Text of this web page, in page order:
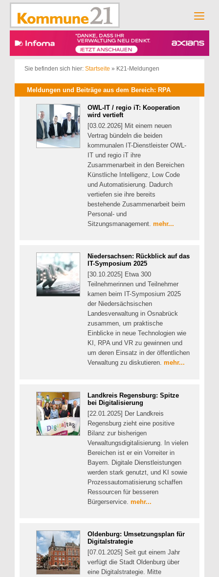
Zum
springen
Sie befinden sich hier: Startseite » K21-Meldungen
Meldungen und Beiträge aus dem Bereich: RPA
OWL-IT / regio iT: Kooperation
wird vertieft
[03.02.2026] Mit einem neuen
Vertrag bündeln die beiden
kommunalen IT-Dienstleister OWL-
IT und regio iT ihre
Zusammenarbeit in den Bereichen
Künstliche Intelligenz, Low Code
und Automatisierung. Dadurch
vertiefen sie ihre bereits
bestehende Zusammenarbeit beim
Personal- und
Sitzungsmanagement. mehr...
Niedersachsen: Rückblick auf das
IT-Symposium 2025
[30.10.2025] Etwa 300
Teilnehmerinnen und Teilnehmer
kamen beim IT-Symposium 2025
der Niedersächsischen
Landesverwaltung in Osnabrück
zusammen, um praktische
Einblicke in neue Technologien wie
KI, RPA und VR zu gewinnen und
um deren Einsatz in der öffentlichen
Verwaltung zu diskutieren. mehr...
Landkreis Regensburg: Spitze
bei Digitalisierung
[22.01.2025] Der Landkreis
Regensburg zieht eine positive
Bilanz zur bisherigen
Verwaltungsdigitalisierung. In vielen
Bereichen ist er ein Vorreiter in
Bayern. Digitale Dienstleistungen
werden stark genutzt, und KI sowie
Prozessautomatisierung schaffen
Ressourcen für besseren
Bürgerservice. mehr...
Oldenburg: Umsetzungsplan für
Digitalstrategie
[07.01.2025] Seit gut einem Jahr
verfügt die Stadt Oldenburg über
eine Digitalstrategie. Mitte